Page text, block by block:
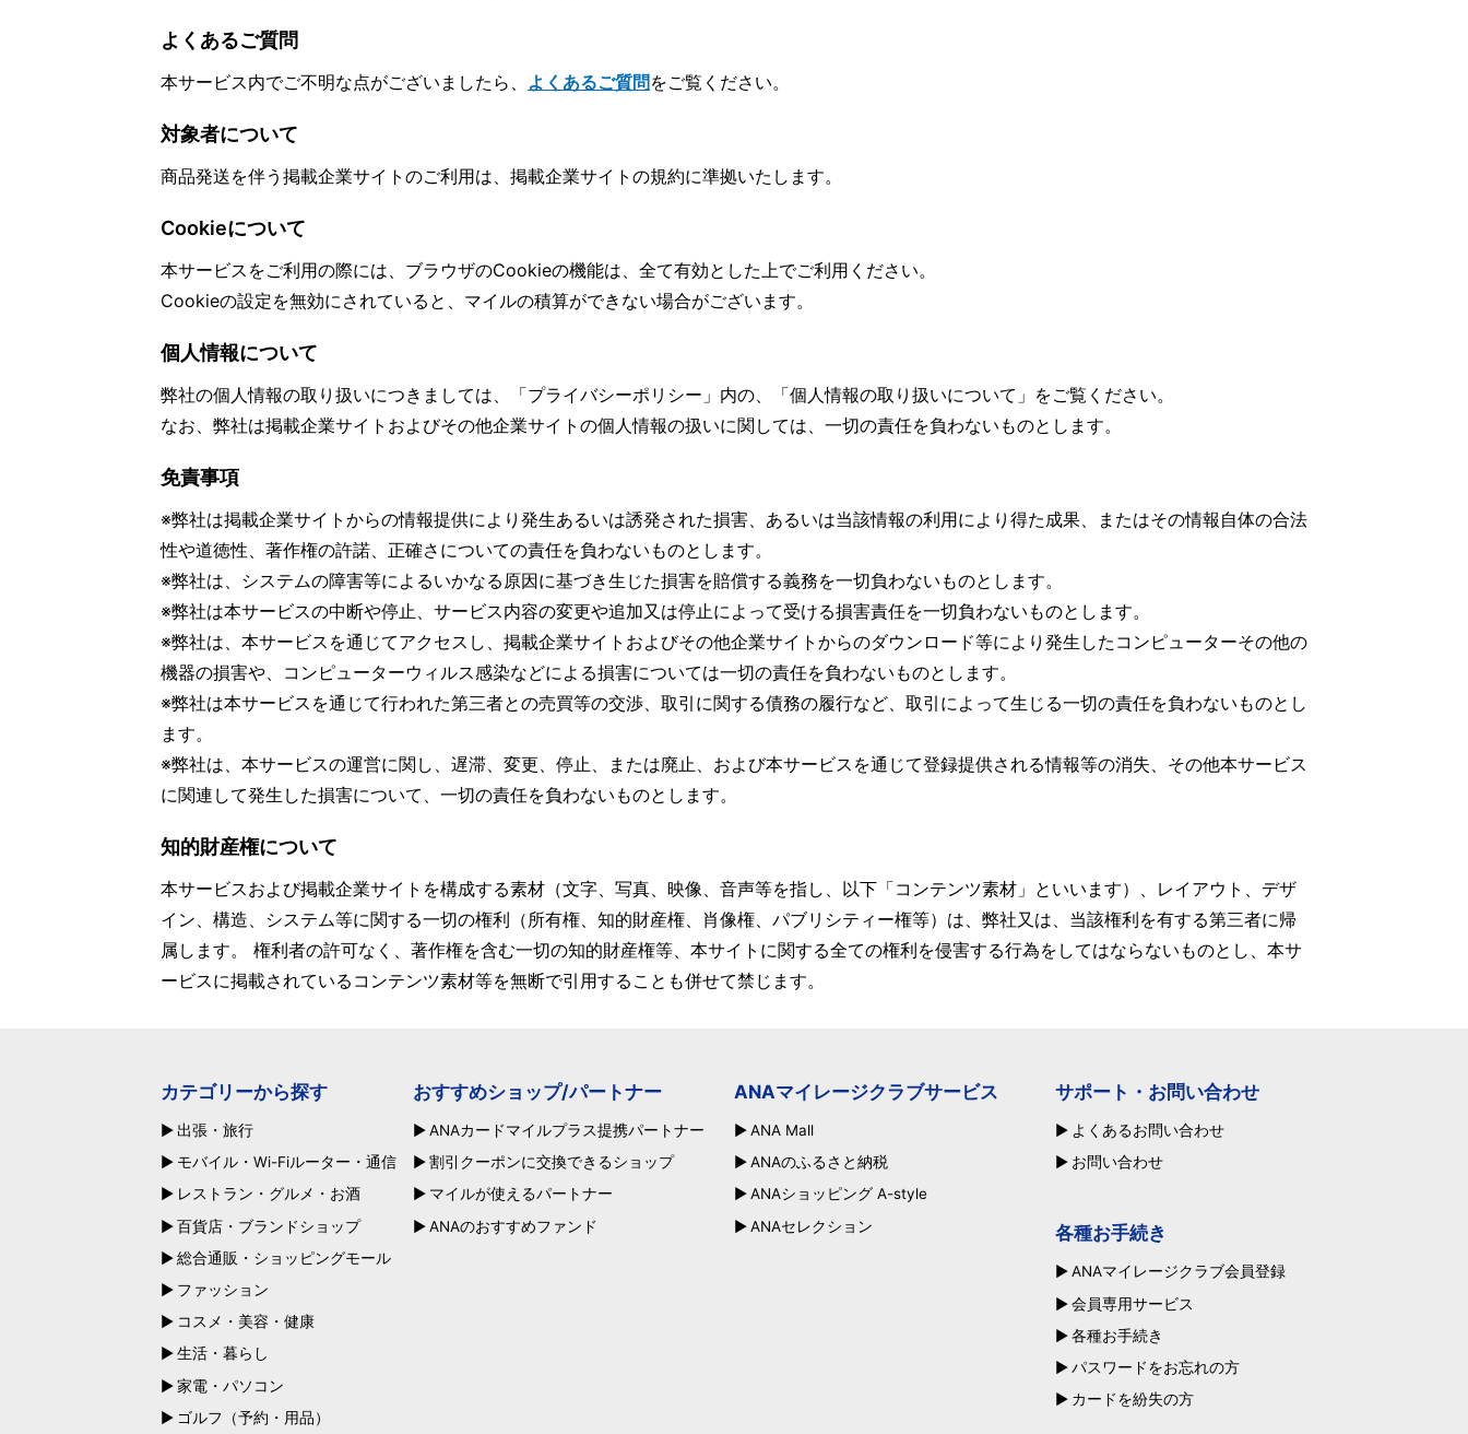
よくあるご質問
本サービス内でご不明な点がございましたら、 よくあるご質問 をご覧ください。
対象者について
商品発送を伴う掲載企業サイトのご利用は、掲載企業サイトの規約に準拠いたします。
Cookieについて
本サービスをご利用の際には、ブラウザのCookieの機能は、全て有効とした上でご利用ください。
Cookieの設定を無効にされていると、マイルの積算ができない場合がございます。
個人情報について
弊社の個人情報の取り扱いにつきましては、「プライバシーポリシー」内の、「個人情報の取り扱いについて」をご覧ください。
なお、弊社は掲載企業サイトおよびその他企業サイトの個人情報の扱いに関しては、一切の責任を負わないものとします。
免責事項
※弊社は掲載企業サイトからの情報提供により発生あるいは誘発された損害、あるいは当該情報の利用により得た成果、またはその情報自体の合法
性や道徳性、著作権の許諾、正確さについての責任を負わないものとします。
※弊社は、システムの障害等によるいかなる原因に基づき生じた損害を賠償する義務を一切負わないものとします。
※弊社は本サービスの中断や停止、サービス内容の変更や追加又は停止によって受ける損害責任を一切負わないものとします。
※弊社は、本サービスを通じてアクセスし、掲載企業サイトおよびその他企業サイトからのダウンロード等により発生したコンピューターその他の
機器の損害や、コンピューターウィルス感染などによる損害については一切の責任を負わないものとします。
※弊社は本サービスを通じて行われた第三者との売買等の交渉、取引に関する債務の履行など、取引によって生じる一切の責任を負わないものとし
ます。
※弊社は、本サービスの運営に関し、遅滞、変更、停止、または廃止、および本サービスを通じて登録提供される情報等の消失、その他本サービス
に関連して発生した損害について、一切の責任を負わないものとします。
知的財産権について
本サービスおよび掲載企業サイトを構成する素材（文字、写真、映像、音声等を指し、以下「コンテンツ素材」といいます）、レイアウト、デザ
イン、構造、システム等に関する一切の権利（所有権、知的財産権、肖像権、パブリシティー権等）は、弊社又は、当該権利を有する第三者に帰
属します。 権利者の許可なく、著作権を含む一切の知的財産権等、本サイトに関する全ての権利を侵害する行為をしてはならないものとし、本サ
ービスに掲載されているコンテンツ素材等を無断で引用することも併せて禁じます。
カテゴリーから探す
出張・旅行
モバイル・Wi-Fiルーター・通信
レストラン・グルメ・お酒
百貨店・ブランドショップ
総合通販・ショッピングモール
ファッション
コスメ・美容・健康
生活・暮らし
家電・パソコン
ゴルフ（予約・用品）
おすすめショップ/パートナー
ANAカードマイルプラス提携パートナー
割引クーポンに交換できるショップ
マイルが使えるパートナー
ANAのおすすめファンド
ANAマイレージクラブサービス
ANA Mall
ANAのふるさと納税
ANAショッピング A-style
ANAセレクション
サポート・お問い合わせ
よくあるお問い合わせ
お問い合わせ
各種お手続き
ANAマイレージクラブ会員登録
会員専用サービス
各種お手続き
パスワードをお忘れの方
カードを紛失の方